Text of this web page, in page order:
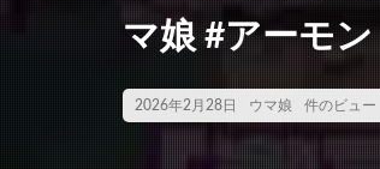
マ娘 #アーモン
2026年2月28日 ウマ娘 件のビュー